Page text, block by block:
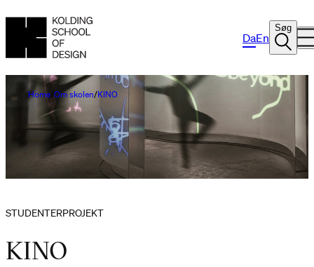
DaEn
Søg
Home Om skolen KINO
STUDENTERPROJEKT
KINO